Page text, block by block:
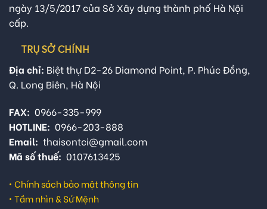
ngày 13/5/2017 của Sở Xây dựng thành phố Hà Nội
cấp.
TRỤ SỞ CHÍNH
Địa chỉ: Biệt thự D2-26 Diamond Point, P. Phúc Đồng,
Q. Long Biên, Hà Nội
FAX: 0966-335-999
HOTLINE: 0966-203-888
Email: thaisontci@gmail.com
Mã số thuế: 0107613425
• Chính sách bảo mật thông tin
• Tầm nhìn & Sứ Mệnh